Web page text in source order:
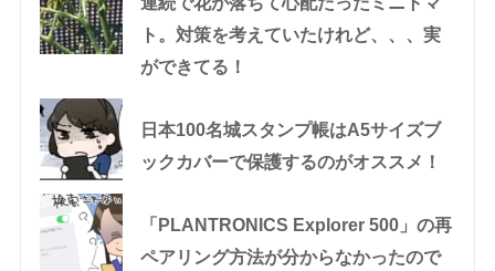
ト。対策を考えていたけれど、、、実
ができてる！
日本100名城スタンプ帳はA5サイズブ
ックカバーで保護するのがオススメ！
「PLANTRONICS Explorer 500」の再
ペアリング方法が分からなかったので